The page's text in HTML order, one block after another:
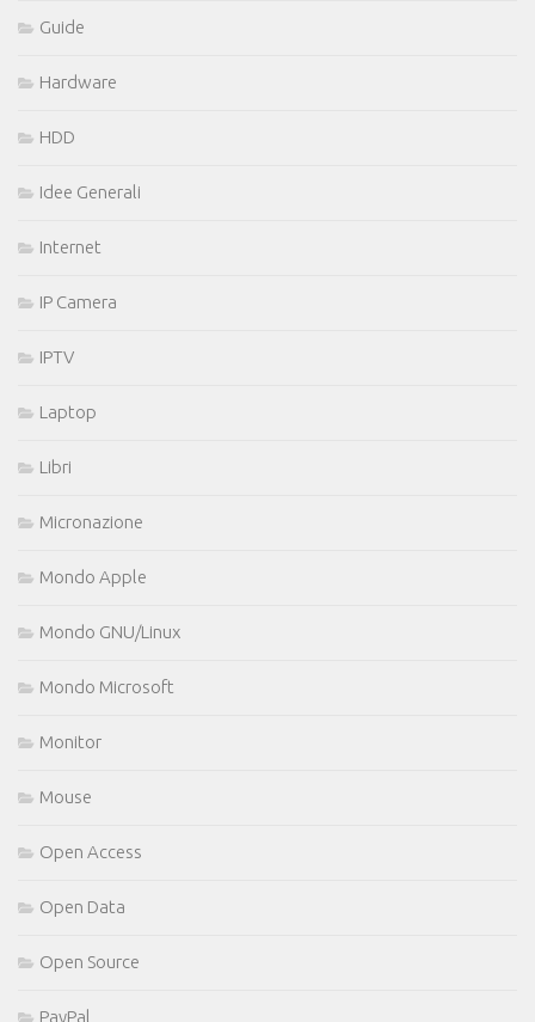
Guide
Hardware
HDD
Idee Generali
Internet
IP Camera
IPTV
Laptop
Libri
Micronazione
Mondo Apple
Mondo GNU/Linux
Mondo Microsoft
Monitor
Mouse
Open Access
Open Data
Open Source
PayPal